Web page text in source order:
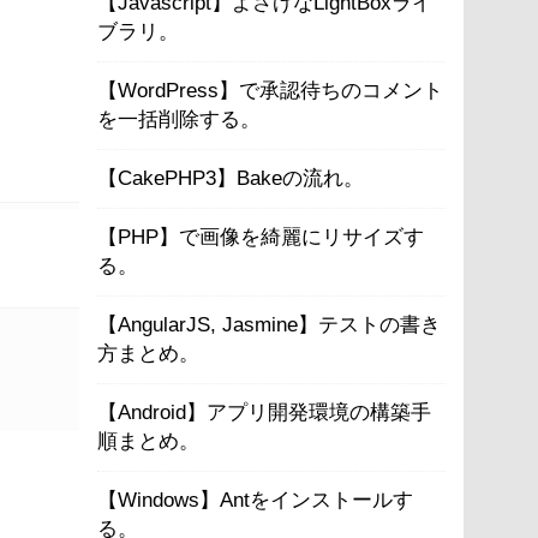
ブラリ。
【WordPress】で承認待ちのコメント
を一括削除する。
【CakePHP3】Bakeの流れ。
【PHP】で画像を綺麗にリサイズす
る。
【AngularJS, Jasmine】テストの書き
方まとめ。
【Android】アプリ開発環境の構築手
順まとめ。
【Windows】Antをインストールす
る。